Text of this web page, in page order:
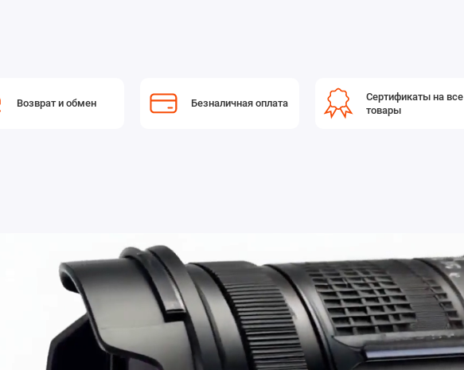
Возврат и обмен Безналичная оплата
Сертификаты на все
товары